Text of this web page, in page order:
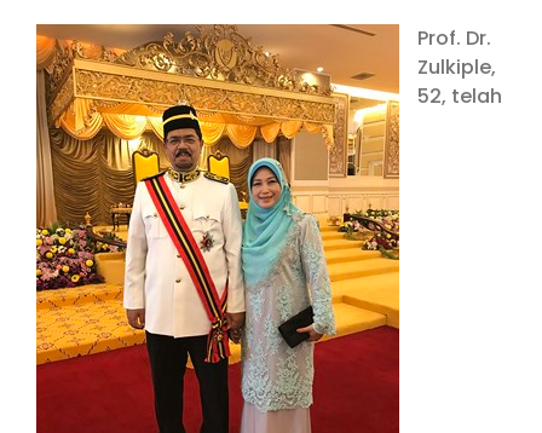
Prof. Dr.
Zulkiple,
52, telah